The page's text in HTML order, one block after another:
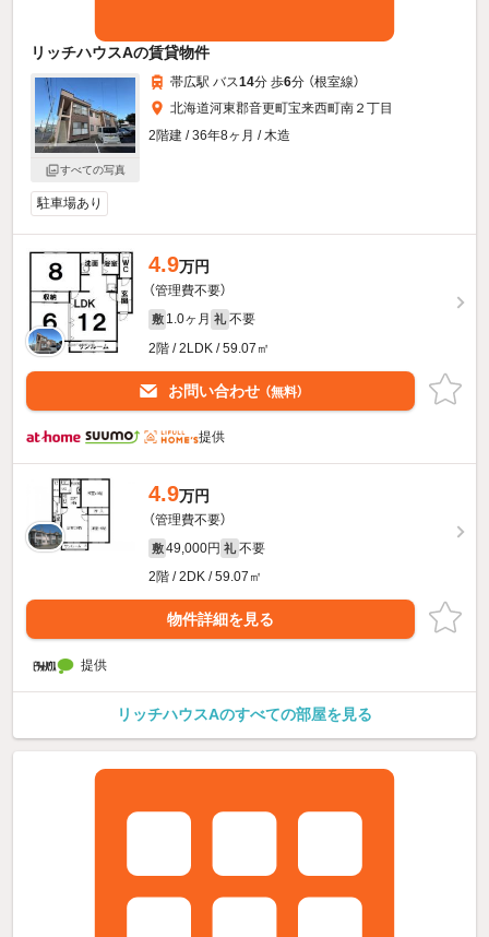
リッチハウスAの賃貸物件
すべての写真
帯広駅 バス14分 歩6分 （根室線）
北海道河東郡音更町宝来西町南２丁目
2階建 / 36年8ヶ月 / 木造
駐車場あり
4.9万円
（管理費不要）
敷 1.0ヶ月 礼 不要
2階 / 2LDK / 59.07㎡
お問い合わせ （無料）
提供
4.9万円
（管理費不要）
敷 49,000円 礼 不要
2階 / 2DK / 59.07㎡
物件詳細を見る
提供
リッチハウスAのすべての部屋を見る